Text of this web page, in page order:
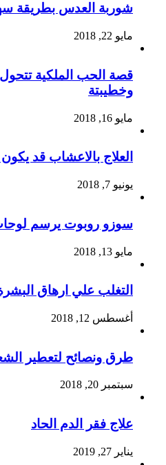
شوربة العدس بطريقة
مايو 22, 2018
قصة الحب الملكية
وخطيبتة
مايو 16, 2018
العلاج بالاعشاب قد
يونيو 7, 2018
سوزو روبوت يرسم
مايو 13, 2018
التغلب علي ارهاق
أغسطس 12, 2018
طرق ونصائح لتعطير
سبتمبر 20, 2018
علاج فقر الدم الحاد
يناير 27, 2019